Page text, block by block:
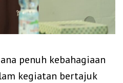
penuh kebahagiaan
kegiatan bertajuk